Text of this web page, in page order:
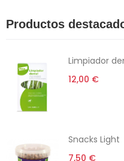
Productos
Limpiador
12,00 €
Snacks Light
7,50 €